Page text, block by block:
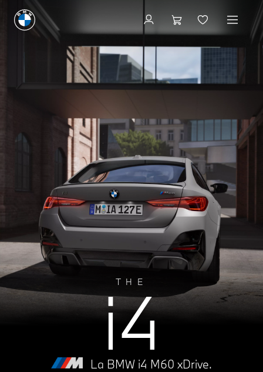
A 0g CO₂/km
B
THE
i4
La BMW i4 M60 xDrive.